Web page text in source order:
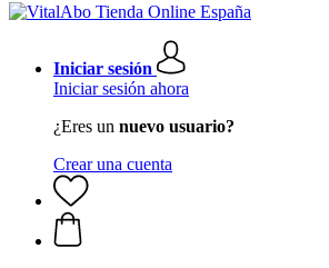
Iniciar sesión
Iniciar sesión ahora
¿Eres un nuevo usuario?
Crear una cuenta